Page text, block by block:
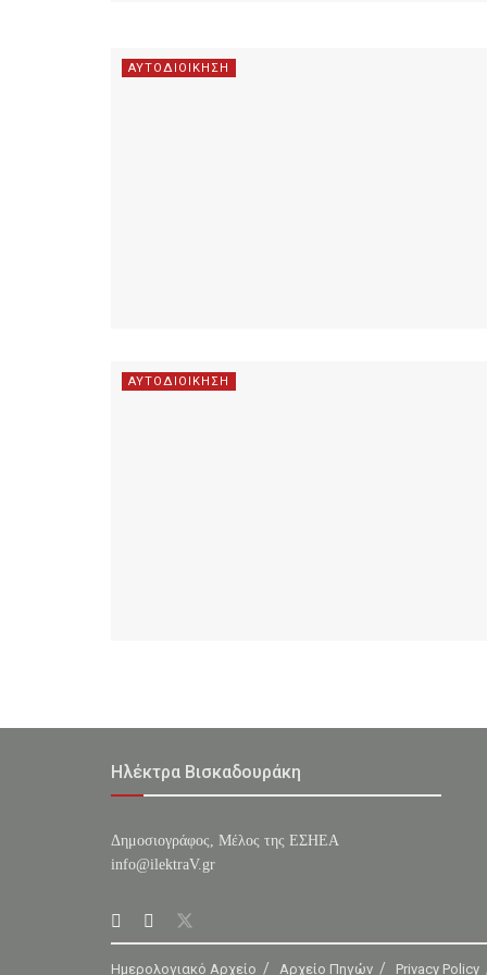
ΑΥΤΟΔΙΟΙΚΗΣΗ
ΑΥΤΟΔΙΟΙΚΗΣΗ
Ηλέκτρα Βισκαδουράκη
Δημοσιογράφος, Μέλος της ΕΣHΕΑ
info@ilektraV.gr
Ημερολογιακό Αρχείο Αρχείο Πηγών Privacy Policy